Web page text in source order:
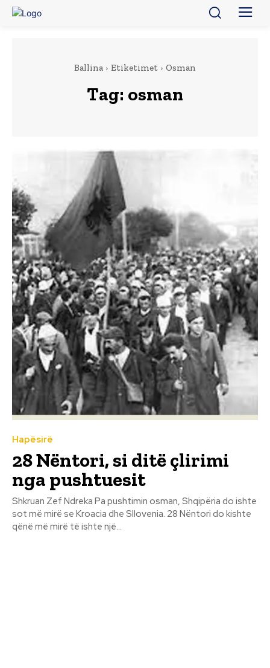
Ballina Etiketimet Osman
Tag: osman
Hapësirë
28 Nëntori, si ditë çlirimi
nga pushtuesit
Shkruan Zef Ndreka Pa pushtimin osman, Shqipëria do ishte
sot më mirë se Kroacia dhe Sllovenia. 28 Nëntori do kishte
qënë më mirë të ishte një...